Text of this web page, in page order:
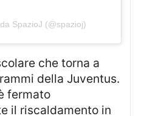
da SpazioJ (@spazioj)
della Juventus.
fermato
il riscaldamento in